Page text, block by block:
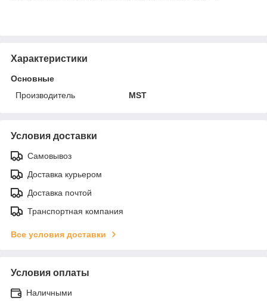
Характеристики
Основные
Производитель
MST
Условия доставки
Самовывоз
Доставка курьером
Доставка почтой
Транспортная компания
Все условия доставки
Условия оплаты
Наличными